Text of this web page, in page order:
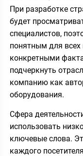
При разработке
будет
специалистов,
понятным для всех
конкретными
подчеркнуть
компанию как
оборудования.
Сфера
использовать
ключевые слова.
каждого